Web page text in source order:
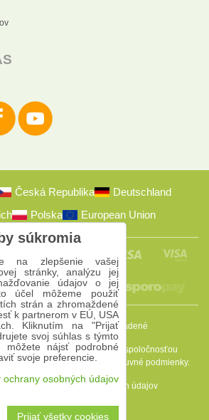
Česká Republika
Deutschland
Polska European Union
Bomba s.r.o.Všetky práva vyhradené
programom reCAPTCHA a spoločnosťou
osobných údajov Zmluvné podmienky.
Zásady ochrany osobných údajov
súkromia
na zlepšenie vašej
stránky, analýzu jej
údajov o jej
účel môžeme použiť
strán a zhromaždené
k partnerom v EÚ, USA
Kliknutím na "Prijať
svoj súhlas s týmto
môžete nájsť podrobné
svoje preferencie.
ochrany osobných údajov
Prijať všetky cookies